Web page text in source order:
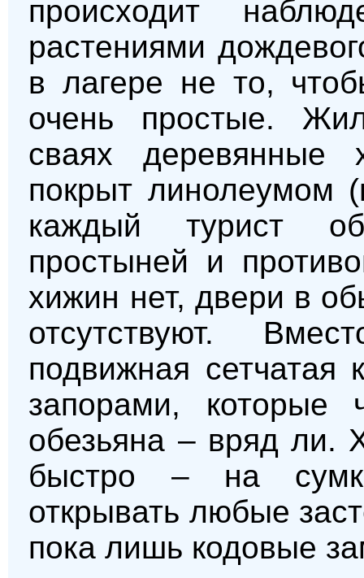
происходит
растениями
в лагере не то,
очень простые.
сваях
покрыт линолеумом
каждый турист
простыней и
хижин нет, двери в
отсутствуют.
подвижная сетчатая
запорами, которые
обезьяна – вряд ли.
быстро – на
открывать любые
пока лишь кодовые